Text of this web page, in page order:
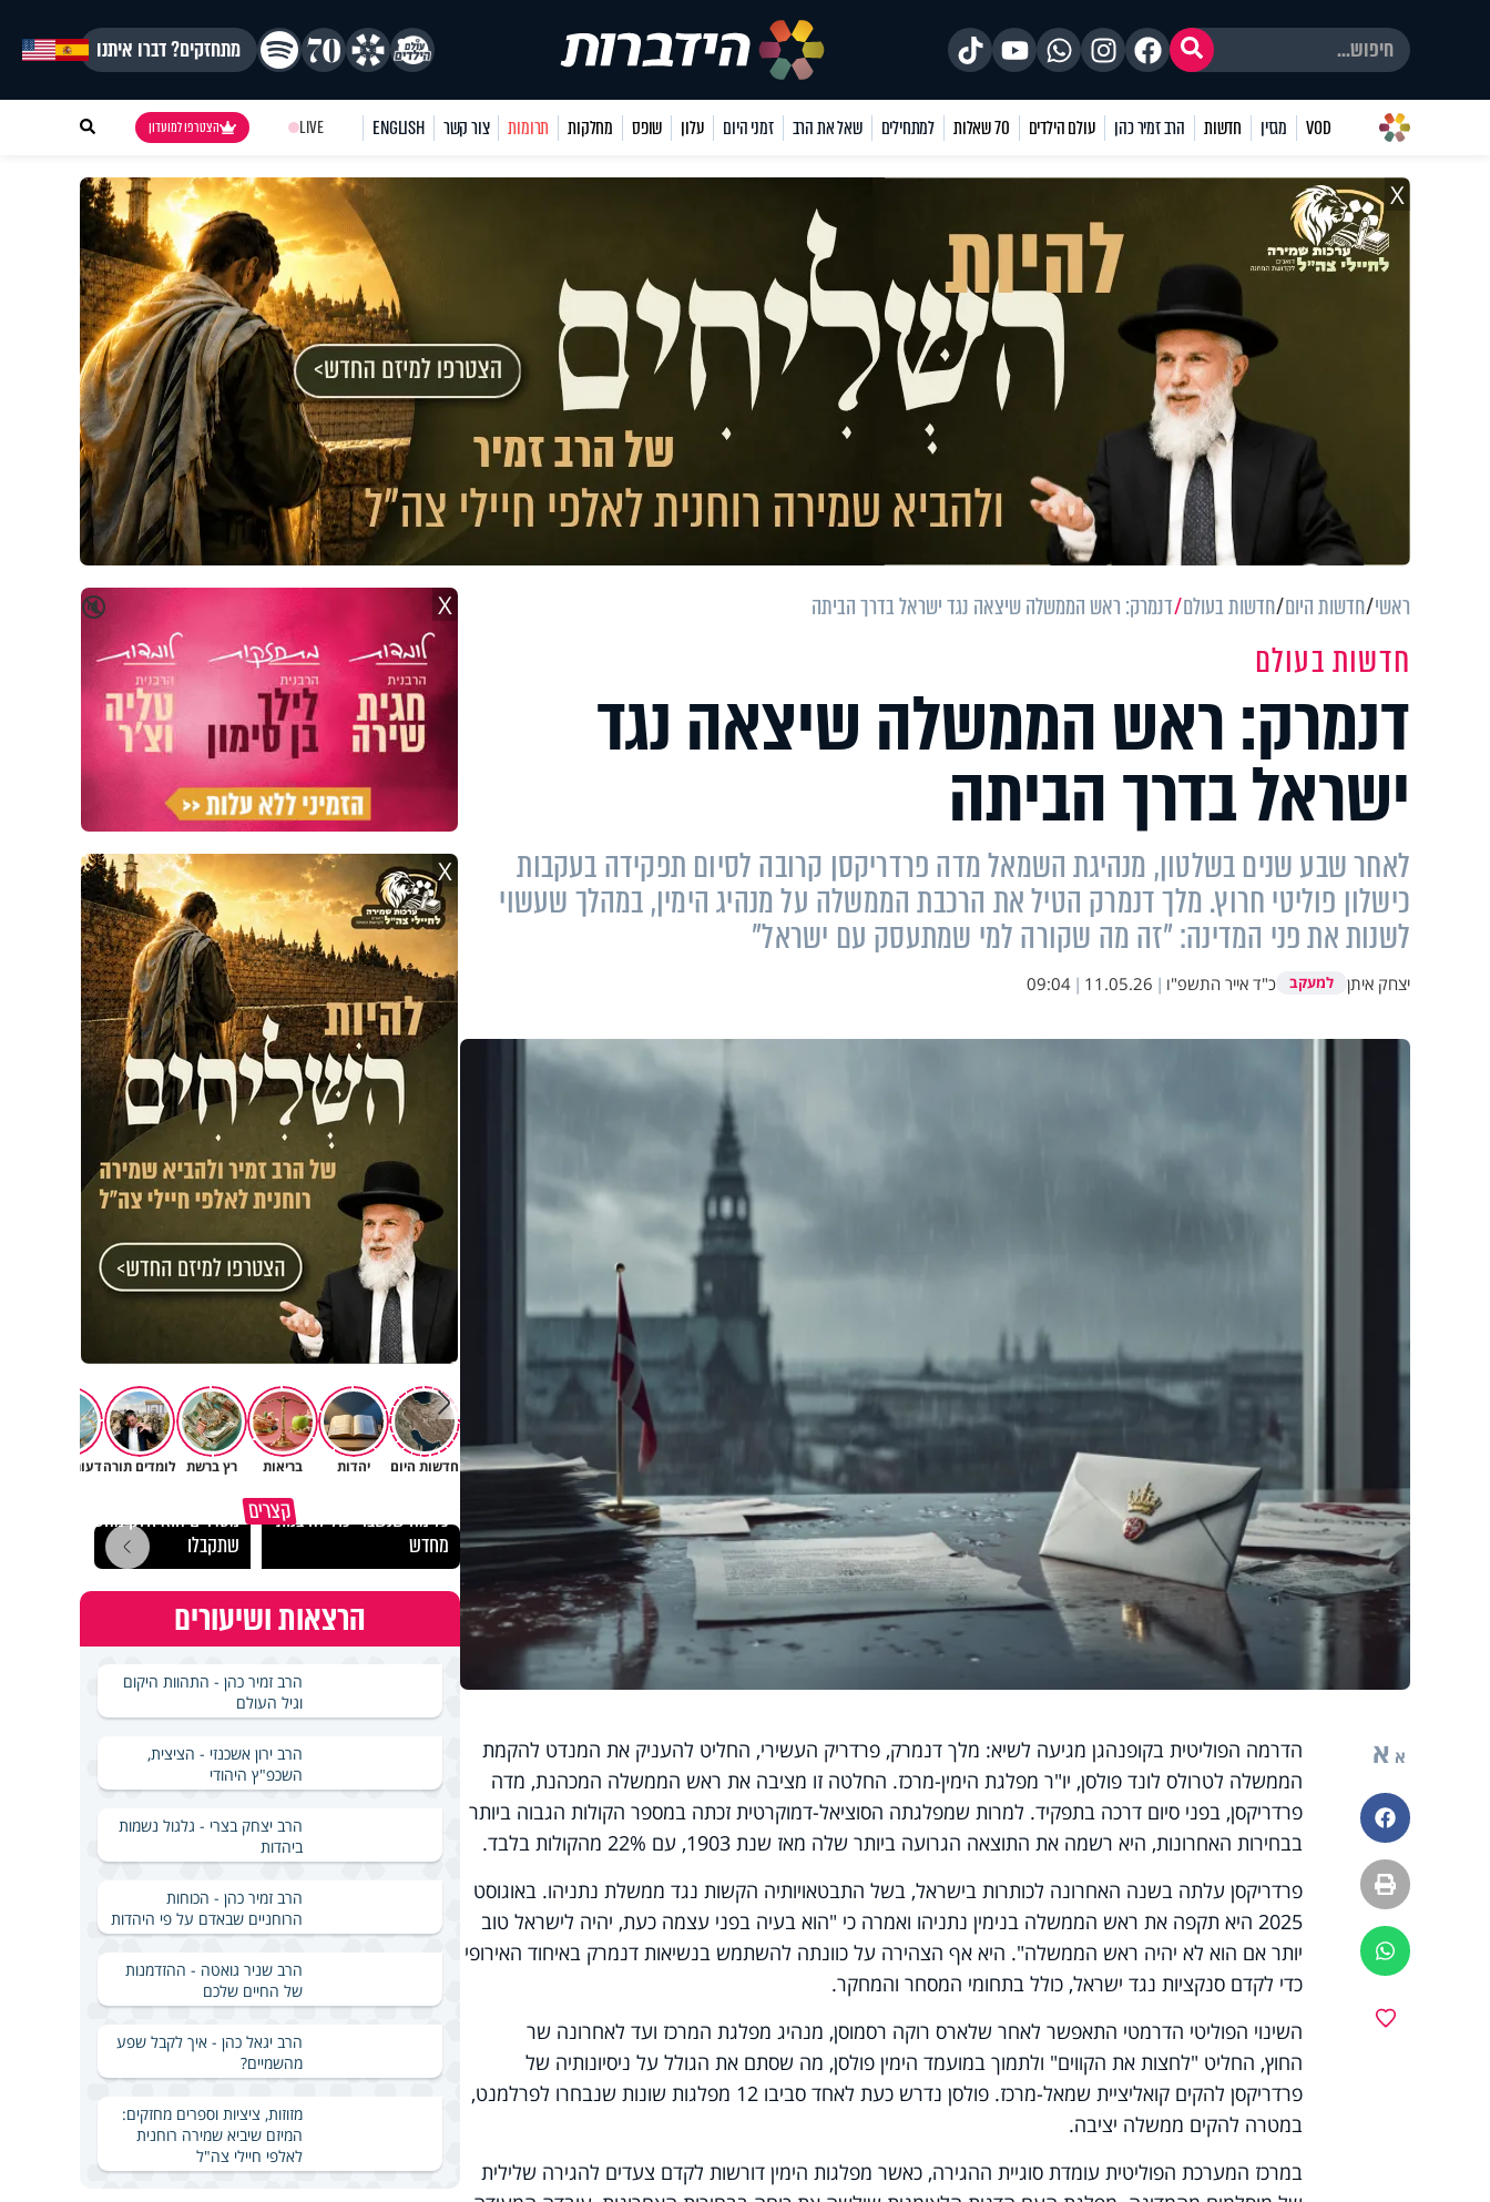
מתחזקים? דברו איתנו
VOD מגזין חדשות הרב זמיר כהן עולם הילדים 70 שאלות למתחילים שאל את הרב זמני היום עלון שופס מחלקות תרומות צור קשר ENGLISH
LIVE הצטרפו למועדון
X
ראשי חדשות היום חדשות בעולם דנמרק: ראש הממשלה שיצאה נגד ישראל בדרך הביתה
חדשות בעולם
דנמרק: ראש הממשלה שיצאה נגד
ישראל בדרך הביתה
לאחר שבע שנים בשלטון, מנהיגת השמאל מדה פרדריקסן קרובה לסיום תפקידה בעקבות
כישלון פוליטי חרוץ. מלך דנמרק הטיל את הרכבת הממשלה על מנהיג הימין, במהלך שעשוי
לשנות את פני המדינה: "זה מה שקורה למי שמתעסק עם ישראל"
יצחק איתן למעקב כ"ד אייר התשפ"ו |
11.05.26
|
09:04
א א
פייסבוק
הדפסה
ווטסאפ
הדרמה הפוליטית בקופנהגן מגיעה לשיא: מלך דנמרק, פרדריק העשירי, החליט להעניק את המנדט להקמת
הממשלה לטרולס לונד פולסן, יו"ר מפלגת הימין-מרכז. החלטה זו מציבה את ראש הממשלה המכהנת, מדה
פרדריקסן, בפני סיום דרכה בתפקיד. למרות שמפלגתה הסוציאל-דמוקרטית זכתה במספר הקולות הגבוה ביותר
בבחירות האחרונות, היא רשמה את התוצאה הגרועה ביותר שלה מאז שנת 1903, עם 22% מהקולות בלבד.
פרדריקסן עלתה בשנה האחרונה לכותרות בישראל, בשל התבטאויותיה הקשות נגד ממשלת נתניהו. באוגוסט
2025 היא תקפה את ראש הממשלה בנימין נתניהו ואמרה כי "הוא בעיה בפני עצמה כעת, יהיה לישראל טוב
יותר אם הוא לא יהיה ראש הממשלה". היא אף הצהירה על כוונתה להשתמש בנשיאות דנמרק באיחוד האירופי
כדי לקדם סנקציות נגד ישראל, כולל בתחומי המסחר והמחקר.
השינוי הפוליטי הדרמטי התאפשר לאחר שלארס רוקה רסמוסן, מנהיג מפלגת המרכז ועד לאחרונה שר
החוץ, החליט "לחצות את הקווים" ולתמוך במועמד הימין פולסן, מה שסתם את הגולל על ניסיונותיה של
פרדריקסן להקים קואליציית שמאל-מרכז. פולסן נדרש כעת לאחד סביבו 12 מפלגות שונות שנבחרו לפרלמנט,
במטרה להקים ממשלה יציבה.
במרכז המערכת הפוליטית עומדת סוגיית ההגירה, כאשר מפלגות הימין דורשות לקדם צעדים להגירה שלילית
🔇 X
X
חדשות היום יהדות בריאות רץ ברשת לומדים תורהדעות וטורים
קצריםכל מה שנשבר יכול להיבנות
מחדש
מסדרים הוא חלק מהשפע
שתקבלו
הרצאות ושיעורים
הרב זמיר כהן - התהוות היקום
וגיל העולם
הרב ירון אשכנזי - הציצית,
השכפ"ץ היהודי
הרב יצחק בצרי - גלגול נשמות
ביהדות
הרב זמיר כהן - הכוחות
הרוחניים שבאדם על פי היהדות
הרב שניר גואטה - ההזדמנות
של החיים שלכם
הרב יגאל כהן - איך לקבל שפע
מהשמיים?
מזוזות, ציציות וספרים מחזקים:
המיזם שיביא שמירה רוחנית
לאלפי חיילי צה"ל